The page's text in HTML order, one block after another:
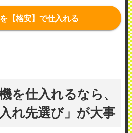
【格安】で仕入れる
を仕入れるなら、
れ先選び」が大事